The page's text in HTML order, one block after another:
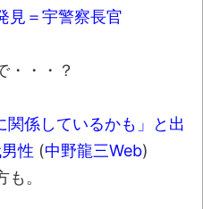
20」
スクでエクストリーム
教えてくれ
年！ノクティスフィギ
じが登場です
見＝宇警察長官
・・・？
関係しているかも」と出
性 (中野龍三Web)
。